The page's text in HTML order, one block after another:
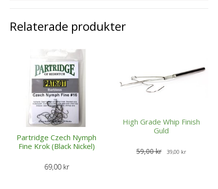
Relaterade produkter
Partridge Czech Nymph
Fine Krok (Black Nickel)
69,00 kr
High Grade Whip Finish
Guld
59,00kr D39,00 krD